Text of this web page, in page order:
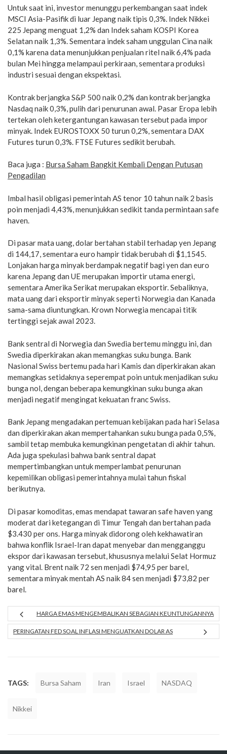
Untuk saat ini, investor menunggu perkembangan saat indek
MSCI Asia-Pasifik di luar Jepang naik tipis 0,3%. Indek Nikkei
225 Jepang menguat 1,2% dan Indek saham KOSPI Korea
Selatan naik 1,3%. Sementara indek saham unggulan Cina naik
0,1% karena data menunjukkan penjualan ritel naik 6,4% pada
bulan Mei hingga melampaui perkiraan, sementara produksi
industri sesuai dengan ekspektasi.
Kontrak berjangka S&P 500 naik 0,2% dan kontrak berjangka
Nasdaq naik 0,3%, pulih dari penurunan awal. Pasar Eropa lebih
tertekan oleh ketergantungan kawasan tersebut pada impor
minyak. Indek EUROSTOXX 50 turun 0,2%, sementara DAX
Futures turun 0,3%. FTSE Futures sedikit berubah.
Baca juga : Bursa Saham Bangkit Kembali Dengan Putusan
Pengadilan
Imbal hasil obligasi pemerintah AS tenor 10 tahun naik 2 basis
poin menjadi 4,43%, menunjukkan sedikit tanda permintaan safe
haven.
Di pasar mata uang, dolar bertahan stabil terhadap yen Jepang
di 144,17, sementara euro hampir tidak berubah di $1,1545.
Lonjakan harga minyak berdampak negatif bagi yen dan euro
karena Jepang dan UE merupakan importir utama energi,
sementara Amerika Serikat merupakan eksportir. Sebaliknya,
mata uang dari eksportir minyak seperti Norwegia dan Kanada
sama-sama diuntungkan. Krown Norwegia mencapai titik
tertinggi sejak awal 2023.
Bank sentral di Norwegia dan Swedia bertemu minggu ini, dan
Swedia diperkirakan akan memangkas suku bunga. Bank
Nasional Swiss bertemu pada hari Kamis dan diperkirakan akan
memangkas setidaknya seperempat poin untuk menjadikan suku
bunga nol, dengan beberapa kemungkinan suku bunga akan
menjadi negatif mengingat kekuatan franc Swiss.
Bank Jepang mengadakan pertemuan kebijakan pada hari Selasa
dan diperkirakan akan mempertahankan suku bunga pada 0,5%,
sambil tetap membuka kemungkinan pengetatan di akhir tahun.
Ada juga spekulasi bahwa bank sentral dapat
mempertimbangkan untuk memperlambat penurunan
kepemilikan obligasi pemerintahnya mulai tahun fiskal
berikutnya.
Di pasar komoditas, emas mendapat tawaran safe haven yang
moderat dari ketegangan di Timur Tengah dan bertahan pada
$3.430 per ons. Harga minyak didorong oleh kekhawatiran
bahwa konflik Israel-Iran dapat menyebar dan mengganggu
ekspor dari kawasan tersebut, khususnya melalui Selat Hormuz
yang vital. Brent naik 72 sen menjadi $74,95 per barel,
sementara minyak mentah AS naik 84 sen menjadi $73,82 per
barel.
HARGA EMAS MENGEMBALIKAN SEBAGIAN KEUNTUNGANNYA
PERINGATAN FED SOAL INFLASI MENGUATKAN DOLAR AS
TAGS: Bursa Saham Iran Israel NASDAQ
Nikkei